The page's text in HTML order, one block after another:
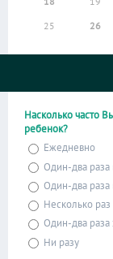
25
26
Насколько часто
ребенок?
Ежедневно
Один-два
Один-два раза
Несколько раз
Один-два раза
Ни разу